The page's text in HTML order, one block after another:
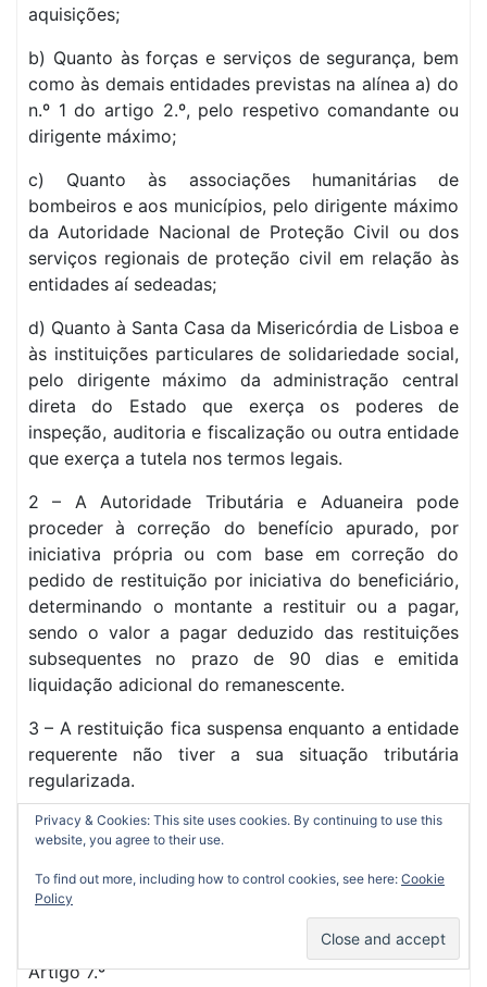
aquisições;
b) Quanto às forças e serviços de segurança, bem
como às demais entidades previstas na alínea a) do
n.º 1 do artigo 2.º, pelo respetivo comandante ou
dirigente máximo;
c) Quanto às associações humanitárias de
bombeiros e aos municípios, pelo dirigente máximo
da Autoridade Nacional de Proteção Civil ou dos
serviços regionais de proteção civil em relação às
entidades aí sedeadas;
d) Quanto à Santa Casa da Misericórdia de Lisboa e
às instituições particulares de solidariedade social,
pelo dirigente máximo da administração central
direta do Estado que exerça os poderes de
inspeção, auditoria e fiscalização ou outra entidade
que exerça a tutela nos termos legais.
2 – A Autoridade Tributária e Aduaneira pode
proceder à correção do benefício apurado, por
iniciativa própria ou com base em correção do
pedido de restituição por iniciativa do beneficiário,
determinando o montante a restituir ou a pagar,
sendo o valor a pagar deduzido das restituições
subsequentes no prazo de 90 dias e emitida
liquidação adicional do remanescente.
3 – A restituição fica suspensa enquanto a entidade
requerente não tiver a sua situação tributária
regularizada.
4 – As restituições autorizadas e não suspensas são
pagas exclusivamente por transferência bancária
para o IBAN (número internacional de conta
bancária) que conste da base de dados da
Artigo 7.º
Privacy & Cookies: This site uses cookies. By continuing to use this
website, you agree to their use.
To find out more, including how to control cookies, see here: Cookie
Policy